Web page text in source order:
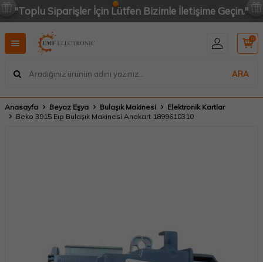
"Toplu Siparişler İçin Lütfen Bizimle İletişime Geçin."
ARA
0
Anasayfa Beyaz Eşya Bulaşık Makinesi
Elektronik Kartlar
Beko 3915 Eıp Bulaşık Makinesi Anakart 1899610310